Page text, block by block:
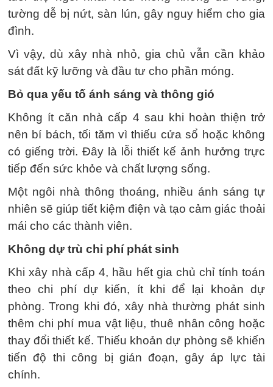
tường dễ bị nứt, sàn lún, gây nguy hiểm cho gia
đình.
Vì vậy, dù xây nhà nhỏ, gia chủ vẫn cần khảo
sát đất kỹ lưỡng và đầu tư cho phần móng.
Bỏ qua yếu tố ánh sáng và thông gió
Không ít căn nhà cấp 4 sau khi hoàn thiện trở
nên bí bách, tối tăm vì thiếu cửa sổ hoặc không
có giếng trời. Đây là lỗi thiết kế ảnh hưởng trực
tiếp đến sức khỏe và chất lượng sống.
Một ngôi nhà thông thoáng, nhiều ánh sáng tự
nhiên sẽ giúp tiết kiệm điện và tạo cảm giác thoải
mái cho các thành viên.
Không dự trù chi phí phát sinh
Khi xây nhà cấp 4, hầu hết gia chủ chỉ tính toán
theo chi phí dự kiến, ít khi để lại khoản dự
phòng. Trong khi đó, xây nhà thường phát sinh
thêm chi phí mua vật liệu, thuê nhân công hoặc
thay đổi thiết kế. Thiếu khoản dự phòng sẽ khiến
tiến độ thi công bị gián đoạn, gây áp lực tài
chính.